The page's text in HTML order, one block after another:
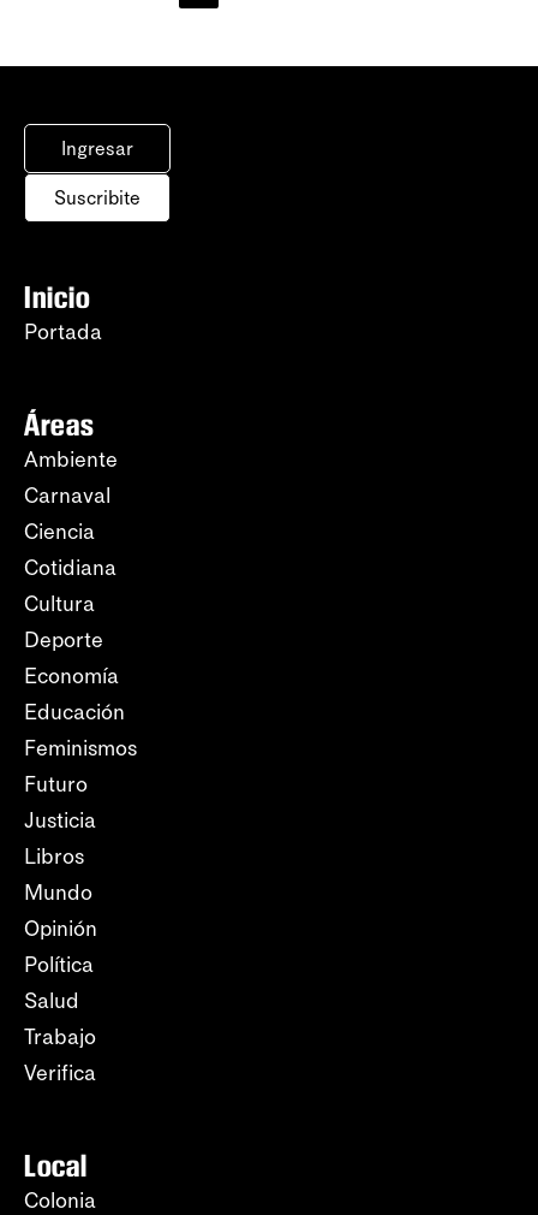
Ingresar
Suscribite
Inicio
Portada
Áreas
Ambiente
Carnaval
Ciencia
Cotidiana
Cultura
Deporte
Economía
Educación
Feminismos
Futuro
Justicia
Libros
Mundo
Opinión
Política
Salud
Trabajo
Verifica
Local
Colonia